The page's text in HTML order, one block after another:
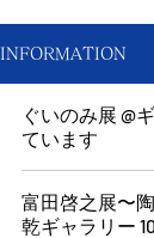
INFORMATION
ぐいのみ展 @
ています
富田啓之展〜
乾ギャラリー